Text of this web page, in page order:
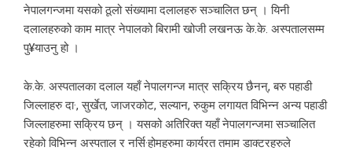
नेपालगन्जमा यसको ठूलो संख्यामा दलालहरु सञ्चालित छन् । यिनी
दलालहरुको काम मात्र नेपालको बिरामी खोजी लखनऊ के.के. अस्पतालसम्म
पु¥याउनु हो ।
के.के. अस्पतालका दलाल यहाँ नेपालगन्ज मात्र सक्रिय छैनन्, बरु पहाडी
जिल्लाहरु दा·, सुर्खेत, जाजरकोट, सल्यान, रुकुम लगायत विभिन्न अन्य पहाडी
जिल्लाहरुमा सक्रिय छन् । यसको अतिरिक्त यहाँ नेपालगन्जमा सञ्चालित
रहेको विभिन्न अस्पताल र नर्सि·होमहरुमा कार्यरत तमाम डाक्टरहरुले